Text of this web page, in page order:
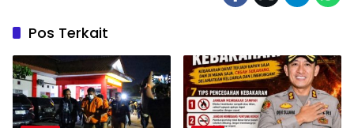
Pos Terkait